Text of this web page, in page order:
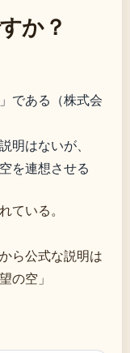
か？
である（株式会
明はないが、
を連想させる
ている。
ら公式な説明は
の空」